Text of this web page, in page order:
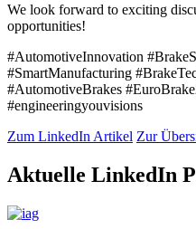
We look forward to exciting
opportunities!
#AutomotiveInnovation
#SmartManufacturing
#AutomotiveBrakes
#engineeringyouvisions
Zum LinkedIn Artikel Zur
Aktuelle LinkedIn